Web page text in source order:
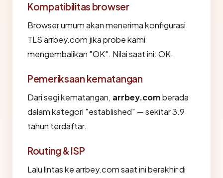
Kompatibilitas browser
Browser umum akan menerima konfigurasi
TLS arrbey.com jika probe kami
mengembalikan "OK". Nilai saat ini: OK.
Pemeriksaan kematangan
Dari segi kematangan, arrbey.comberada
dalam kategori "established" — sekitar 3.9
tahun terdaftar.
Routing & ISP
Lalu lintas ke arrbey.com saat ini berakhir di